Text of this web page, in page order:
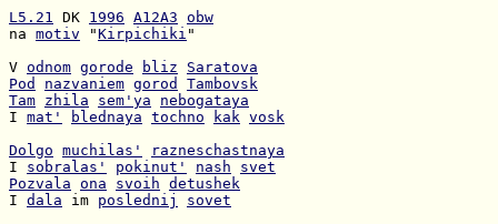
L5.21 DK 1996 A12A3 obw
na motiv "Kirpichiki "
V odnom gorode bliz
Saratova
Pod
nazvaniem gorod
Tambovsk
Tam zhila sem'ya
nebogataya
I mat' blednaya tochno kak vosk
Dolgo muchilas'
razneschastnaya
I sobralas' pokinut' nash
svet
Pozvala ona svoih detushek
I dala im poslednij
sovet